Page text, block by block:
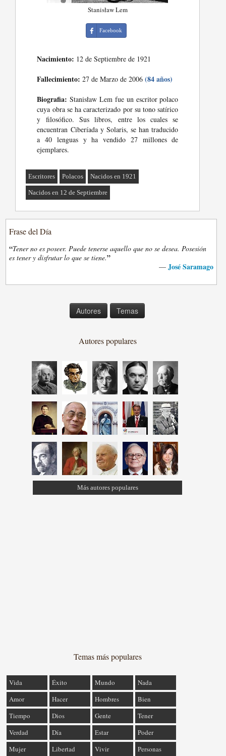
Stanisław Lem
Facebook
Nacimiento: 12 de Septiembre de 1921
Fallecimiento: 27 de Marzo de 2006(84 años)
Biografia: Stanisław Lem fue un escritor polaco
cuya obra se ha caracterizado por su tono satírico
y filosófico. Sus libros, entre los cuales se
encuentran Ciberíada y Solaris, se han traducido
a 40 lenguas y ha vendido 27 millones de
ejemplares.
Escritores Polacos Nacidos en 1921
Nacidos en 12 de Septiembre
Frase del Día
“Tener no es poseer. Puede tenerse aquello que no se desea. Posesión
es tener y disfrutar lo que se tiene.”
— José Saramago
Autores Temas
Autores populares
Más autores populares
Temas más populares
Vida Éxito Mundo
Nada
Amor
Hacer Hombres
Bien
Tiempo
Dios Gente
Tener
Verdad
Día Estar
Poder
Mujer
Libertad Vivir Personas